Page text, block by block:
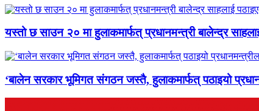
यस्तो छ साउन २० मा हुलाकमार्फत् प्रधानमन्त्री बालेन्द्र
‘बालेन सरकार भूमिगत संगठन जस्तै, हुलाकमार्फत् पठाइयो